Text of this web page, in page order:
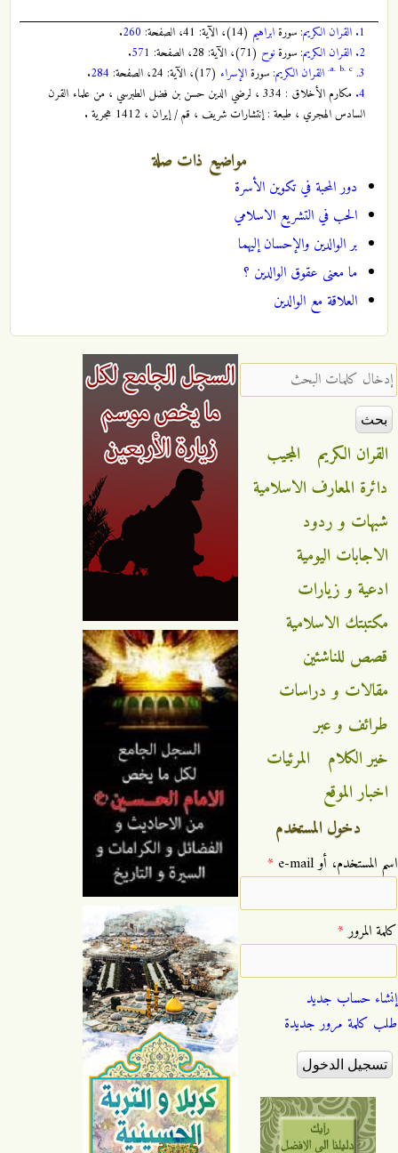
1. القران الكريم: سورةابراهيم (14)، الآية: 41، الصفحة: 260
.
2. القران الكريم: سورةنوح (71)، الآية: 28، الصفحة: 571
.
3.
a. b. c. القران الكريم: سورةالإسراء (17)، الآية: 24، الصفحة: 284
.
4.
مكارم الأخلاق : 334 ، لرضي الدين حسن بن فضل الطبرسي ، من علماء القرن
السادس الهجري ، طبعة : إنتشارات شريف ، قم / إيران ، 1412 هجرية .
مواضيع ذات صلة
دور المحبة في تكوين الأسرة
الحب في التشريع الاسلامي
بر الوالدين والإحسان إليهما
ما معنى عقوق الوالدين ؟
العلاقة مع الوالدين
‏إدخال كلمات البحث ‏
القران الكريم
المجيب
دائرة المعارف الاسلامية
شبهات و ردود
الاجابات اليومية
ادعية و زيارات
مكتبتك الاسلامية
قصص للناشئين
مقالات و دراسات
طرائف و عبر
خير الكلام
المرئيات
اخبار الموقع
دخول المستخدم
‏اسم المستخدم، أو e-mail ‏ *
‏كلمة المرور ‏*
إنشاء حساب جديد
طلب كلمة مرور جديدة